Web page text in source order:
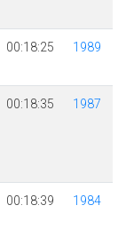
00:18:25 1989
00:18:35 1987
00:18:39 1984